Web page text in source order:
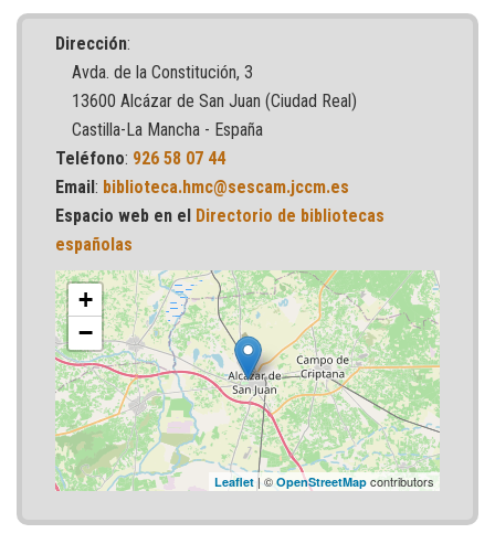
Dirección:
Avda. de la Constitución, 3
13600 Alcázar de San Juan (Ciudad Real)
Castilla-La Mancha - España
Teléfono: 926 58 07 44
Email: biblioteca.hmc@sescam.jccm.es
Espacio web en el Directorio de bibliotecas
españolas
+
−
Leaflet | © OpenStreetMap contributors